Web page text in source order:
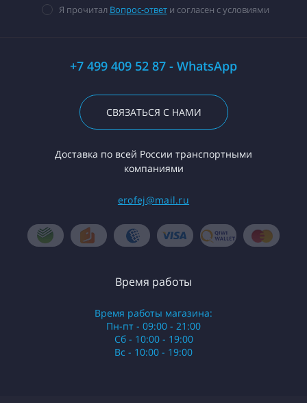
Я прочитал Вопрос-ответи согласен с условиями
+7 499 409 52 87 - WhatsApp
СВЯЗАТЬСЯ С НАМИ
Доставка по всей России транспортными
компаниями
erofej@mail.ru
Время работы
Время работы магазина:
Пн-пт - 09:00 - 21:00
Сб - 10:00 - 19:00
Вс - 10:00 - 19:00